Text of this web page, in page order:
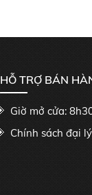
HỖ TRỢ BÁN
Giờ mở cửa:
Chính sách đại lý